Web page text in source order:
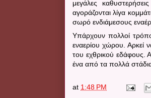
μεγάλες
αγοράζονται λίγα
σωρό ενδιάμεσους
Υπάρχουν πολλοί
εναερίου χώρου. Αρκεί
του εχθρικού εδάφους.
ένα από τα πολλά
at 1:48 PM